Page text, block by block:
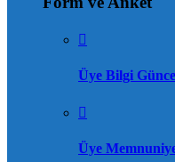
Üye Bilgi
Üye